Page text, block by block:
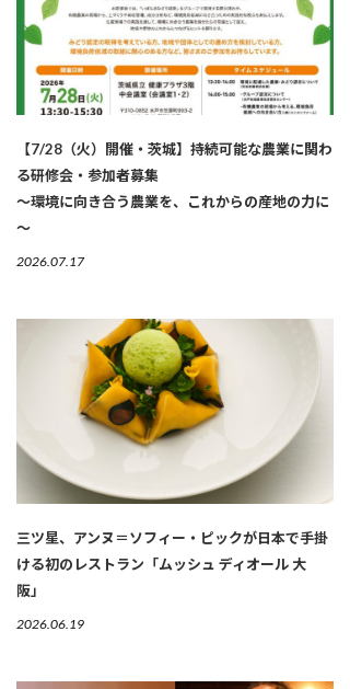
【7/28（火）開催・茨城】持続可能な農業に関わ
る研修会・参加者募集
～環境に向き合う農業を、これからの産地の力に
～
2026.07.17
三ツ星、アンヌ＝ソフィー・ピックが日本で手掛
ける初のレストラン「ムッシュ ディオール 大
阪」
2026.06.19